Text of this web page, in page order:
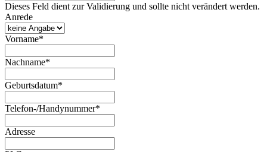
Dieses Feld dient zur Validierung und sollte nicht verändert werden.
Anrede
Vorname*
Nachname*
Geburtsdatum*
Telefon-/Handynummer*
Adresse